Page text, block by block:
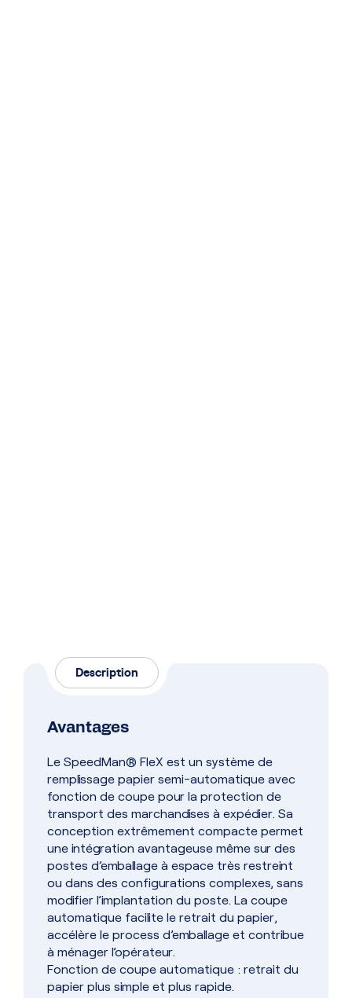
Description
Avantages
Le SpeedMan® FleX est un système de
remplissage papier semi-automatique avec
fonction de coupe pour la protection de
transport des marchandises à expédier. Sa
conception extrêmement compacte permet
une intégration avantageuse même sur des
postes d’emballage à espace très restreint
ou dans des configurations complexes, sans
modifier l’implantation du poste. La coupe
automatique facilite le retrait du papier,
accélère le process d’emballage et contribue
à ménager l’opérateur.
Fonction de coupe automatique : retrait du
papier plus simple et plus rapide.